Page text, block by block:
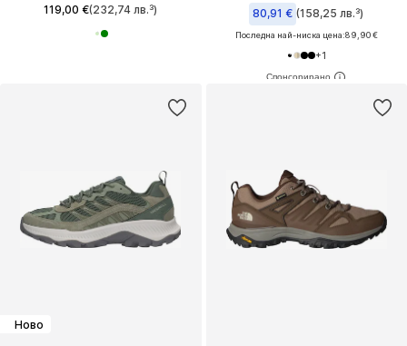
119,00 €(232,74 лв.³) 80,91 € (158,25 лв.³)
Последна най-ниска цена:89,90 €
+1
Ново